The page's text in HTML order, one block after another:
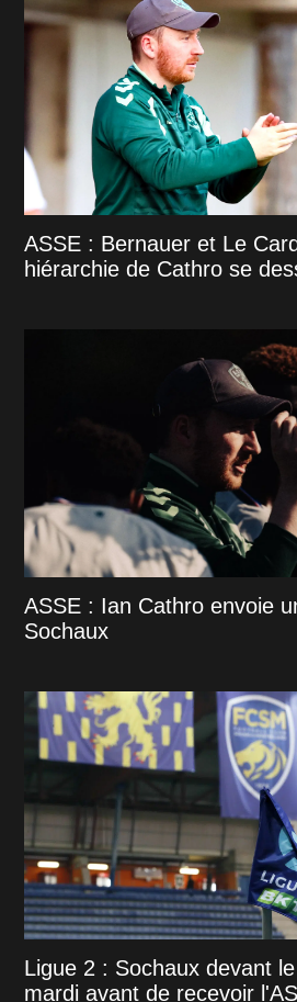
ASSE : Bernauer et Le
hiérarchie de Cathro se
ASSE : Ian Cathro envoie
Sochaux
Ligue 2 : Sochaux devant
mardi avant de recevoir